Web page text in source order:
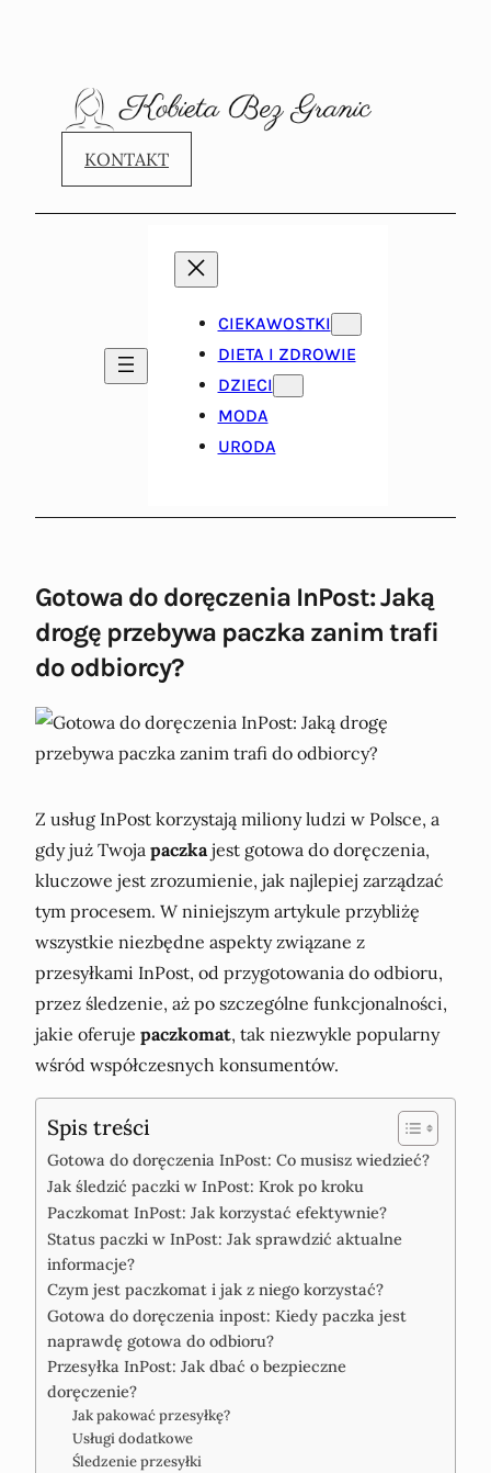
KONTAKT
CIEKAWOSTKI
DIETA I ZDROWIE
DZIECI
MODA
URODA
Gotowa do doręczenia InPost: Jaką
drogę przebywa paczka zanim trafi
do odbiorcy?
Z usług InPost korzystają miliony ludzi w Polsce, a
gdy już Twoja paczkajest gotowa do doręczenia,
kluczowe jest zrozumienie, jak najlepiej zarządzać
tym procesem. W niniejszym artykule przybliżę
wszystkie niezbędne aspekty związane z
przesyłkami InPost, od przygotowania do odbioru,
przez śledzenie, aż po szczególne funkcjonalności,
jakie oferuje paczkomat, tak niezwykle popularny
wśród współczesnych konsumentów.
Spis treści
Gotowa do doręczenia InPost: Co musisz wiedzieć?
Jak śledzić paczki w InPost: Krok po kroku
Paczkomat InPost: Jak korzystać efektywnie?
Status paczki w InPost: Jak sprawdzić aktualne
informacje?
Czym jest paczkomat i jak z niego korzystać?
Gotowa do doręczenia inpost: Kiedy paczka jest
naprawdę gotowa do odbioru?
Przesyłka InPost: Jak dbać o bezpieczne
doręczenie?
Jak pakować przesyłkę?
Usługi dodatkowe
Śledzenie przesyłki